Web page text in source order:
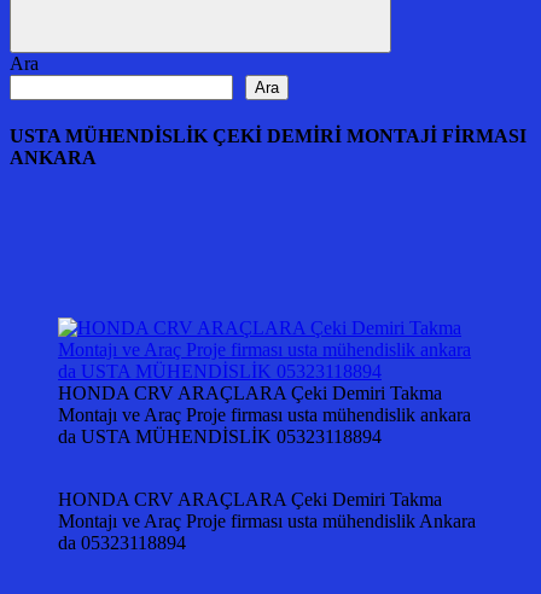
Ara
Ara
Ara
USTA MÜHENDİSLİK ÇEKİ DEMİRİ MONTAJİ FİRMASI
ANKARA
HONDA CRV ARAÇLARA Çeki Demiri Takma
Montajı ve Araç Proje firması usta mühendislik ankara
da USTA MÜHENDİSLİK 05323118894
HONDA CRV ARAÇLARA Çeki Demiri Takma
Montajı ve Araç Proje firması usta mühendislik Ankara
da 05323118894